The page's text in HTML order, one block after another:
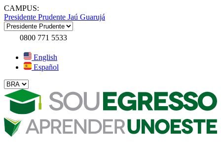
CAMPUS:
Presidente Prudente Jaú Guarujá
0800 771 5533
English
Español